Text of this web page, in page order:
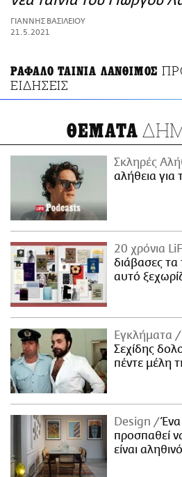
ΑΜΠΑ
PRINT
ΓΙΑΝΝΗΣ ΒΑΣΙΛΕΙΟΥ
21.5.2021
ΡΑΦΑΛΟ ΤΑΙΝΙΑ ΛΑΝΘΙΜΟΣ
ΕΙΔΗΣΕΙΣ
ΘΕΜΑΤΑ
Σκληρές
αλήθεια
20 χρόνια
διάβασες τα
αυτό
Εγκλήματα
Σεχίδης
πέντε μέλη
Design
Ένα
προσπαθεί
είναι αληθινό